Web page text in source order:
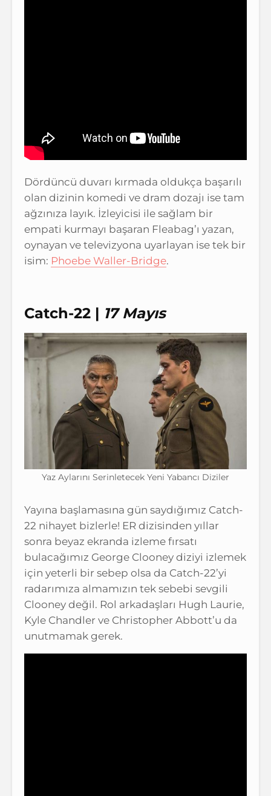
Dördüncü duvarı kırmada oldukça başarılı
olan dizinin komedi ve dram dozajı ise tam
ağzınıza layık. İzleyicisi ile sağlam bir
empati kurmayı başaran Fleabag’ı yazan,
oynayan ve televizyona uyarlayan ise tek bir
isim: Phoebe Waller-Bridge.
Catch-22 | 17 Mayıs
Yaz Aylarını Serinletecek Yeni Yabancı Diziler
Yayına başlamasına gün saydığımız Catch-
22 nihayet bizlerle! ER dizisinden yıllar
sonra beyaz ekranda izleme fırsatı
bulacağımız George Clooney diziyi izlemek
için yeterli bir sebep olsa da Catch-22’yi
radarımıza almamızın tek sebebi sevgili
Clooney değil. Rol arkadaşları Hugh Laurie,
Kyle Chandler ve Christopher Abbott’u da
unutmamak gerek.